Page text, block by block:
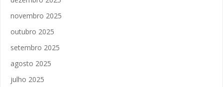
novembro 2025
outubro 2025
setembro 2025
agosto 2025
julho 2025